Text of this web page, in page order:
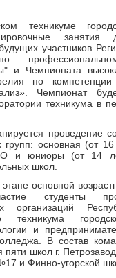
техникуме
занятия
участников
и Чемпионата
по компетенции
Чемпионат
техникума в
проведение
групп: основная (от
и юниоры (от 14
школ.
основной
студенты
организаций
техникума
и
В состав
пяти школ г.
и Финно-угорской